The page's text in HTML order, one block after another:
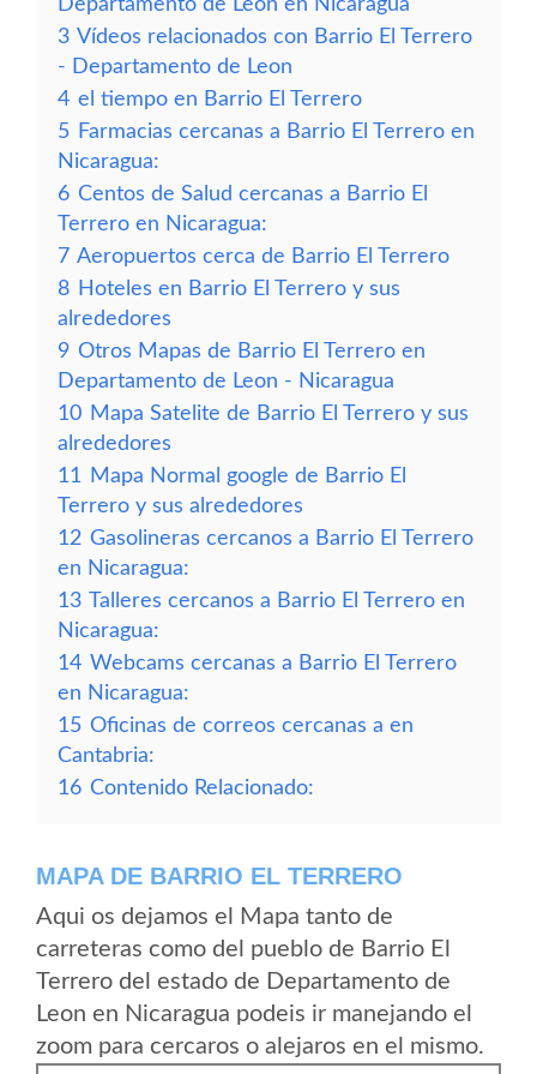
Departamento de Leon en Nicaragua
3 Vídeos relacionados con Barrio El Terrero
- Departamento de Leon
4 el tiempo en Barrio El Terrero
5 Farmacias cercanas a Barrio El Terrero en
Nicaragua:
6 Centos de Salud cercanas a Barrio El
Terrero en Nicaragua:
7 Aeropuertos cerca de Barrio El Terrero
8 Hoteles en Barrio El Terrero y sus
alrededores
9 Otros Mapas de Barrio El Terrero en
Departamento de Leon - Nicaragua
10 Mapa Satelite de Barrio El Terrero y sus
alrededores
11
Mapa Normal google de Barrio El
Terrero y sus alrededores
12 Gasolineras cercanos a Barrio El Terrero
en Nicaragua:
13 Talleres cercanos a Barrio El Terrero en
Nicaragua:
14 Webcams cercanas a Barrio El Terrero
en Nicaragua:
15 Oficinas de correos cercanas a en
Cantabria:
16 Contenido Relacionado:
MAPA DE BARRIO EL TERRERO
Aqui os dejamos el Mapa tanto de
carreteras como del pueblo de Barrio El
Terrero del estado de Departamento de
Leon en Nicaragua podeis ir manejando el
zoom para cercaros o alejaros en el mismo.